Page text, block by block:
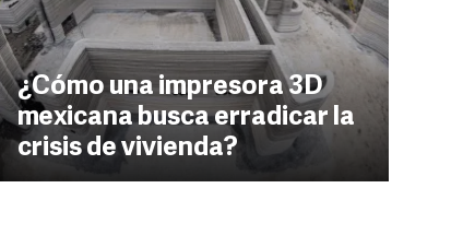
¿Cómo una impresora 3D
mexicana busca erradicar la
crisis de vivienda?